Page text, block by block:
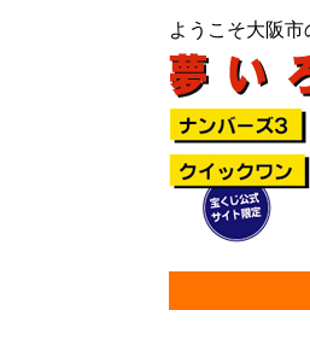
ようこそ大阪